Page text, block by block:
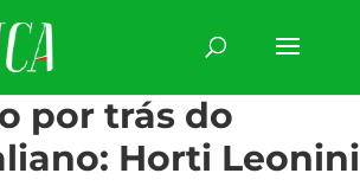
por trás do
Horti Leonini